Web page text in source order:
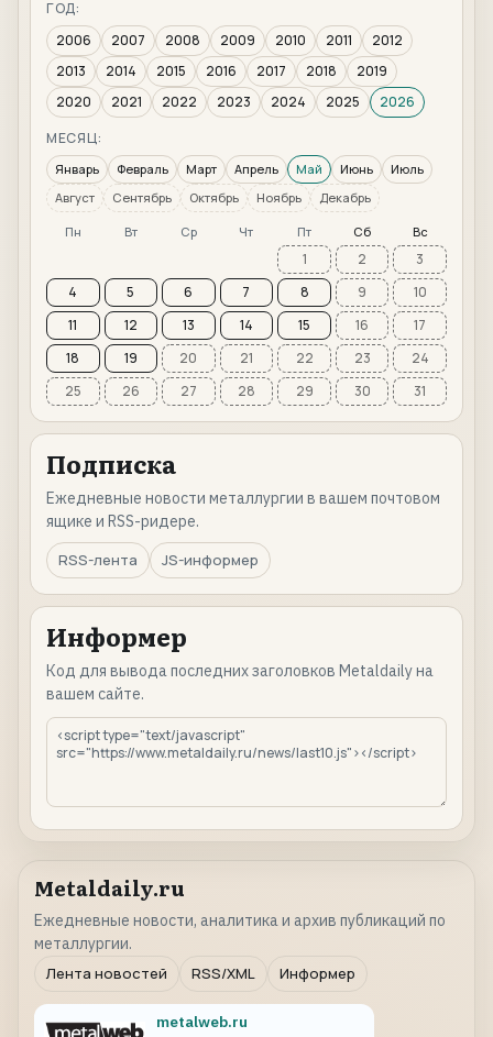
ГОД:
2006
2007 2008 2009 2010 2011
2012
2013
2014 2015 2016 2017 2018
2019
2020
2021 2022 2023 2024 2025
2026
МЕСЯЦ:
Январь Февраль Март Апрель Май Июнь
Июль
Август
Сентябрь Октябрь Ноябрь Декабрь
Пн Вт Ср Чт Пт Сб Вс
1 2
3
4
5 6 7 8 9
10
11
12 13 14 15 16
17
18
19 20 21 22 23
24
25
26 27 28 29 30 31
Подписка
Ежедневные новости металлургии в вашем почтовом
ящике и RSS-ридере.
RSS-лента
JS-информер
Информер
Код для вывода последних заголовков Metaldaily на
вашем сайте.
Metaldaily.ru
Ежедневные новости, аналитика и архив публикаций по
металлургии.
Лента новостей
RSS/XML Информер
metalweb.ru